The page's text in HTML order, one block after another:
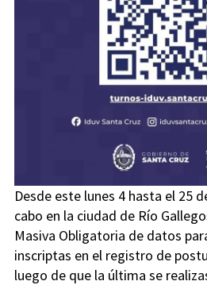
Desde este lunes 4 hasta el 25
cabo en la ciudad de Río
Masiva Obligatoria de datos
inscriptas en el registro de
luego de que la última se